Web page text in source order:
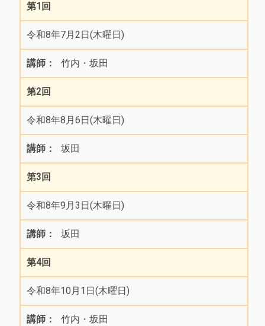
第1回
令和8年7月2日(木曜日)
竹内・坂田
第2回
令和8年8月6日(木曜日)
坂田
第3回
令和8年9月3日(木曜日)
坂田
第4回
令和8年10月1日(木曜日)
竹内・坂田